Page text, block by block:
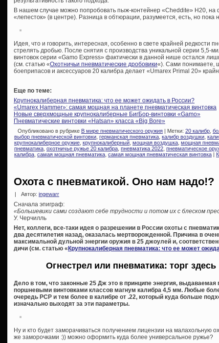
В нашем случае можно попробовать пыж-контейнер «Cheddite» Н20,
«лепесток» (в центре). Разница в обтюрации, разумеется, есть, но
Идея, что и говорить, интересная, особенно в свете крайней редкости
стрелять дробью. После снятия с производства уникальной серии
винтовок серии «Gamo Express» фактически в данной нише остался
(см. статью «Охотничьи пневматические дробовики«). Сами понимаете,
боеприпасов и аксессуаров 20 калибра делает «Umarex Primal 20»
Еще по теме:
Крупнокалиберная пневматика: что ее может ожидать в России?
«Umarex Hammer»: самая мощная на планете пневматическая винтовка
Новые сверхмощные крупнокалиберные БигБор-винтовки «Gamo»
Пневматические винтовки «Hatsan» класса «Big Bore»
Опубликовано в рубрике В мире пневматического оружия | Метки: 20 калибр
выбор пневматической винтовки германская пневматика калибр воздушки
крупнокалиберное оружие крупнокалиберный мощная воздушка мощная
пневматика охотничье ружье 20 калибра пневматика 2022 пневматическое
калибра самая мощная пневматика самая мощная пневматическая винтовка
Охота с пневматикой. Оно нам надо!?
| Автор: ingewarr
Сначала эпиграф:
«Большевики сами создают себе трудности и потом их с блеском
У. Черчилль
Нет, коллеги, все-таки идея о разрешении в России охоты с
два десятилетия назад, оказалась мертворожденной. Причина в
максимальной дульной энергии оружия в 25 джоулей и,
дичи (см. статью « Крупнокалиберная пневматика: что ее может
Огнестрел или пневматика: торг
Дело в том, что законные 25 Дж это в принципе энергия,
поршневыми винтовками классов магнум калибра 4,5 мм. Любые
очередь PCP и тем более в калибре от .22, который куда больше
изначально выходят за эти параметры.
Ну и кто будет заморачиваться получением лицензии на малахольную
же заморочками :)) можно оформить куда более универсальное ружье?